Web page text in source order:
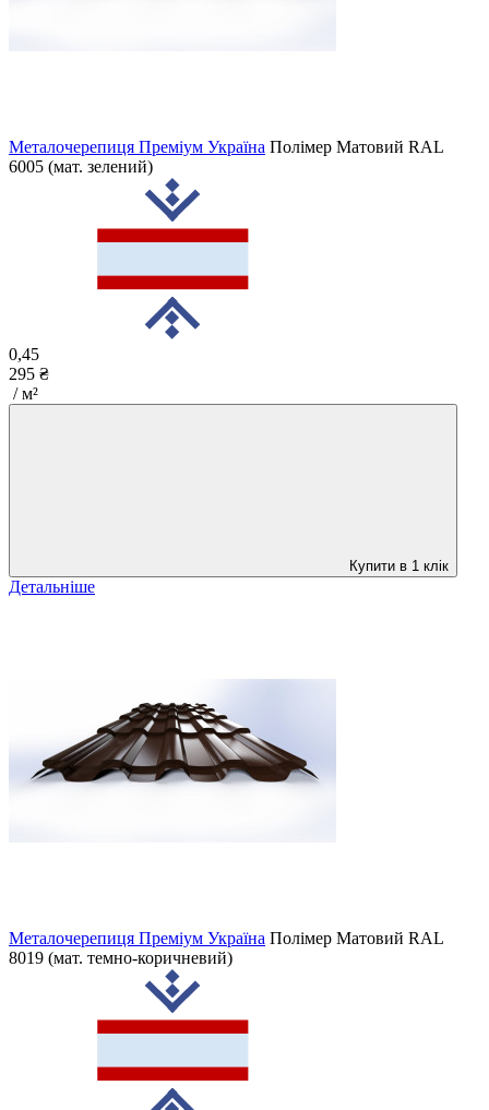
Металочерепиця Преміум Україна Полімер Матовий RAL
6005 (мат. зелений)
0,45
295 ₴
/ м²
Купити в 1 клік
Детальніше
Металочерепиця Преміум Україна Полімер Матовий RAL
8019 (мат. темно-коричневий)